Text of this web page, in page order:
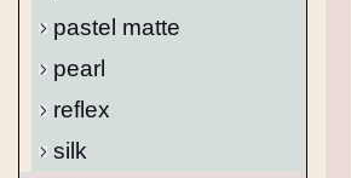
pastel matte
pearl
reflex
silk